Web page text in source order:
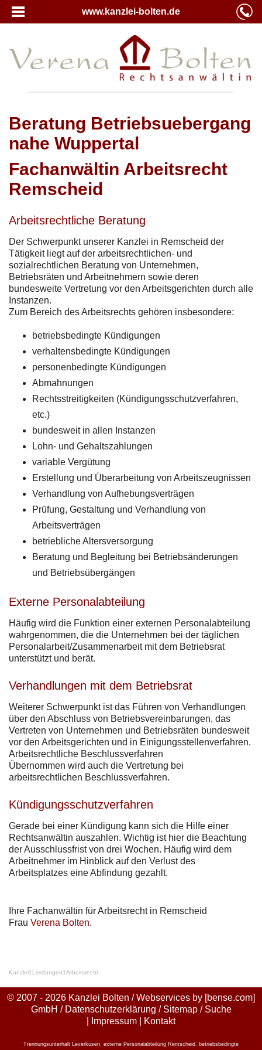
www.kanzlei-bolten.de
Beratung Betriebsuebergang
nahe Wuppertal
Fachanwältin Arbeitsrecht
Remscheid
Arbeitsrechtliche Beratung
Der Schwerpunkt unserer Kanzlei in Remscheid der
Tätigkeit liegt auf der arbeitsrechtlichen- und
sozialrechtlichen Beratung von Unternehmen,
Betriebsräten und Arbeitnehmern sowie deren
bundesweite Vertretung vor den Arbeitsgerichten durch alle
Instanzen.
Zum Bereich des Arbeitsrechts gehören insbesondere:
betriebsbedingte Kündigungen
verhaltensbedingte Kündigungen
personenbedingte Kündigungen
Abmahnungen
Rechtsstreitigkeiten (Kündigungsschutzverfahren,
etc.)
bundesweit in allen Instanzen
Lohn- und Gehaltszahlungen
variable Vergütung
Erstellung und Überarbeitung von Arbeitszeugnissen
Verhandlung von Aufhebungsverträgen
Prüfung, Gestaltung und Verhandlung von
Arbeitsverträgen
betriebliche Altersversorgung
Beratung und Begleitung bei Betriebsänderungen
und Betriebsübergängen
Externe Personalabteilung
Häufig wird die Funktion einer externen Personalabteilung
wahrgenommen, die die Unternehmen bei der täglichen
Personalarbeit/Zusammenarbeit mit dem Betriebsrat
unterstützt und berät.
Verhandlungen mit dem Betriebsrat
Weiterer Schwerpunkt ist das Führen von Verhandlungen
über den Abschluss von Betriebsvereinbarungen, das
Vertreten von Unternehmen und Betriebsräten bundesweit
vor den Arbeitsgerichten und in Einigungsstellenverfahren.
Arbeitsrechtliche Beschlussverfahren
Übernommen wird auch die Vertretung bei
arbeitsrechtlichen Beschlussverfahren.
Kündigungsschutzverfahren
Gerade bei einer Kündigung kann sich die Hilfe einer
Rechtsanwältin auszahlen. Wichtig ist hier die Beachtung
der Ausschlussfrist von drei Wochen. Häufig wird dem
Arbeitnehmer im Hinblick auf den Verlust des
Arbeitsplatzes eine Abfindung gezahlt.
Ihre Fachanwältin für Arbeitsrecht in Remscheid
Frau Verena Bolten.
Kanzlei1 Leistungen1Arbeitsrecht
© 2007 - 2026 Kanzlei Bolten / Webservices by [bense.com]
GmbH / Datenschutzerklärung / Sitemap/ Suche
Impressum Kontakt
Trennungsunterhalt Leverkusen externe Personalabteilung Remscheid betriebsbedingte